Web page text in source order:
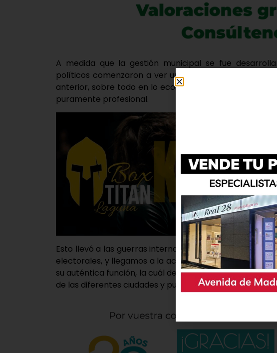
A medida que la gestión municipal se fue
políticos comenzaron a ver una salida a su forma de
anterior, sobre todo en lo económico, y empezó la
puramente profesional.
Esto llevó a las guerras internas de todos los partidos
electorales, y llegamos a la actualidad, en la que
su auténtica función, la cuál debería ser la de
de las diferentes ciudades y pueblos, en cuanto a sus